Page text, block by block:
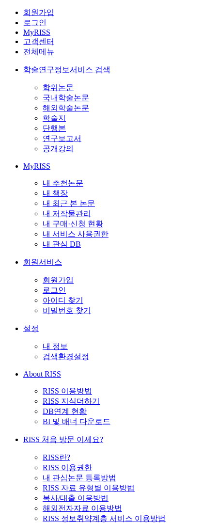
회원가입
로그인
MyRISS
고객센터
전체메뉴
학술연구정보서비스 검색
학위논문
국내학술논문
해외학술논문
학술지
단행본
연구보고서
공개강의
MyRISS
내 추천논문
내 책장
내 최근 본 논문
내 저작물관리
내 구매·신청 현황
내 서비스 사용권한
내 관심 DB
회원서비스
회원가입
로그인
아이디 찾기
비밀번호 찾기
설정
내 정보
검색환경설정
About RISS
RISS 이용방법
RISS 지식더하기
DB연계 현황
BI 및 배너 다운로드
RISS 처음 방문 이세요?
RISS란?
RISS 이용권한
내 관심논문 등록방법
RISS 자료 유형별 이용방법
복사/대출 이용방법
해외전자자료 이용방법
RISS 정보취약계층 서비스 이용방법